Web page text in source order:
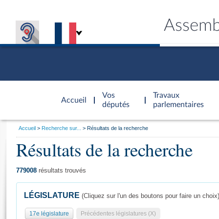
Accueil
d'accueil
Vos
députés
Travaux
parlementaires
Général
Vous
Accueil Recherche sur... Résultats de la recherche
Résultats de la recherche
779008 résultats trouvés
LÉGISLATURE (Cliquez sur l'un des boutons pour faire un choix)
17e législature Précédentes législatures (X)